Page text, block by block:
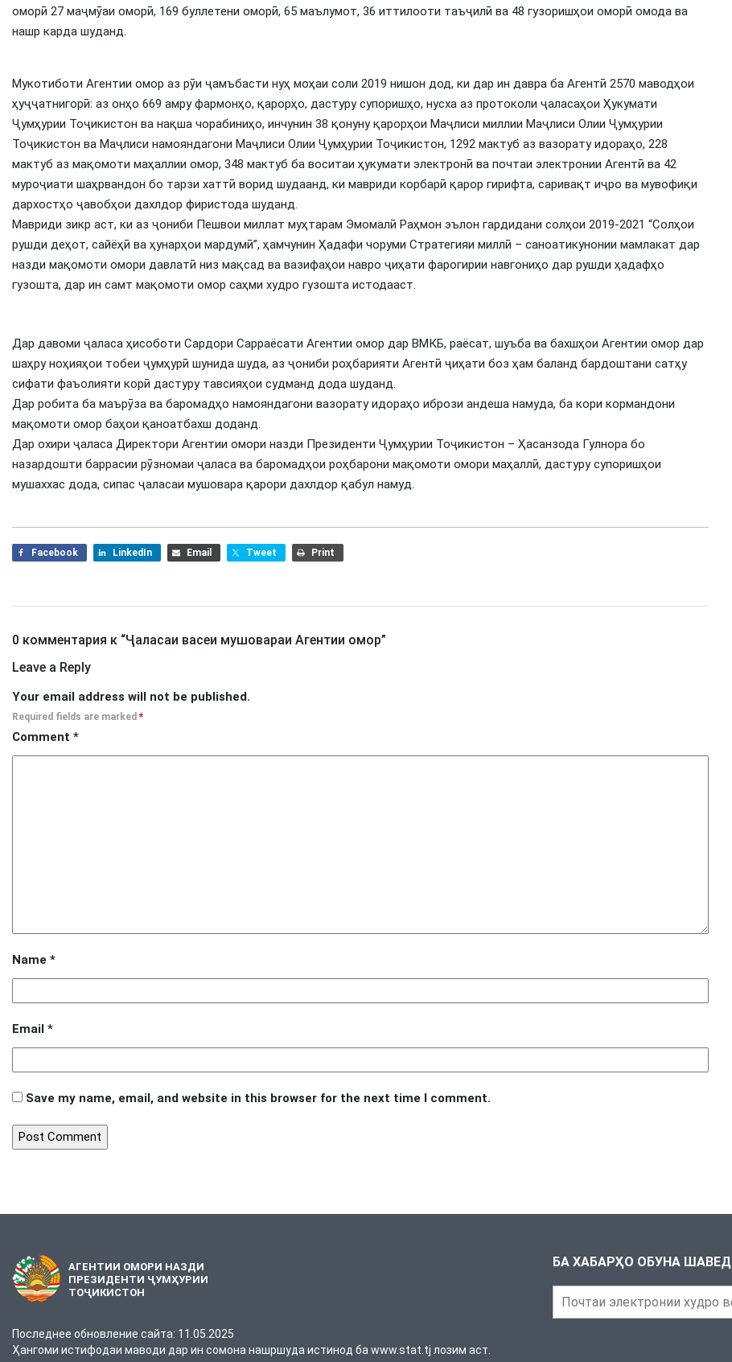
оморӣ 27 маҷмӯаи оморӣ, 169 буллетени оморӣ, 65 маълумот, 36 иттилооти таъҷилӣ ва 48 гузоришҳои оморӣ омода ва
нашр карда шуданд.
Мукотиботи Агентии омор аз рӯи ҷамъбасти нуҳ моҳаи соли 2019 нишон дод, ки дар ин давра ба Агентӣ 2570 маводҳои
ҳуҷҷатнигорӣ: аз онҳо 669 амру фармонҳо, қарорҳо, дастуру супоришҳо, нусха аз протоколи ҷаласаҳои Ҳукумати
Ҷумҳурии Тоҷикистон ва нақша чорабиниҳо, инчунин 38 қонуну қарорҳои Маҷлиси миллии Маҷлиси Олии Ҷумҳурии
Тоҷикистон ва Маҷлиси намояндагони Маҷлиси Олии Ҷумҳурии Тоҷикистон, 1292 мактуб аз вазорату идораҳо, 228
мактуб аз мақомоти маҳаллии омор, 348 мактуб ба воситаи ҳукумати электронӣ ва почтаи электронии Агентӣ ва 42
муроҷиати шаҳрвандон бо тарзи хаттӣ ворид шудаанд, ки мавриди корбарӣ қарор гирифта, саривақт иҷро ва мувофиқи
дархостҳо ҷавобҳои дахлдор фиристода шуданд.
Мавриди зикр аст, ки аз ҷониби Пешвои миллат муҳтарам Эмомалӣ Раҳмон эълон гардидани солҳои 2019-2021 “Солҳои
рушди деҳот, сайёҳӣ ва ҳунарҳои мардумӣ”, ҳамчунин Ҳадафи чоруми Стратегияи миллӣ – саноатикунонии мамлакат дар
назди мақомоти омори давлатӣ низ мақсад ва вазифаҳои навро ҷиҳати фарогирии навгониҳо дар рушди ҳадафҳо
гузошта, дар ин самт мақомоти омор саҳми худро гузошта истодааст.
Дар давоми ҷаласа ҳисоботи Сардори Сарраёсати Агентии омор дар ВМКБ, раёсат, шуъба ва бахшҳои Агентии омор дар
шаҳру ноҳияҳои тобеи ҷумҳурӣ шунида шуда, аз ҷониби роҳбарияти Агентӣ ҷиҳати боз ҳам баланд бардоштани сатҳу
сифати фаъолияти корӣ дастуру тавсияҳои судманд дода шуданд.
Дар робита ба маърӯза ва баромадҳо намояндагони вазорату идораҳо ибрози андеша намуда, ба кори кормандони
мақомоти омор баҳои қаноатбахш доданд.
Дар охири ҷаласа Директори Агентии омори назди Президенти Ҷумҳурии Тоҷикистон – Ҳасанзода Гулнора бо
назардошти баррасии рӯзномаи ҷаласа ва баромадҳои роҳбарони мақомоти омори маҳаллӣ, дастуру супоришҳои
мушаххас дода, сипас ҷаласаи мушовара қарори дахлдор қабул намуд.
Facebook LinkedIn Email Tweet Print
0 комментария к “Ҷаласаи васеи мушовараи Агентии омор”
Leave a Reply
Your email address will not be published.
Required fields are marked *
Comment *
Name *
Email *
Save my name, email, and website in this browser for the next time I comment.
АГЕНТИИ ОМОРИ НАЗДИ
ПРЕЗИДЕНТИ ҶУМҲУРИИ
ТОҶИКИСТОН
Последнее обновление сайта: 11.05.2025
Ҳангоми истифодаи маводи дар ин сомона нашршуда истинод ба www.stat.tj лозим аст.
БА ХАБАРҲО ОБУНА ШАВЕД